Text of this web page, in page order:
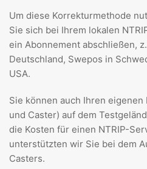
Um diese Korrekturmethode
Sie sich bei Ihrem lokalen
ein Abonnement abschließen,
Deutschland, Swepos in
USA.
Sie können auch Ihren
und Caster) auf dem
die Kosten für einen NTRIP-
unterstützten wir Sie bei dem
Casters.